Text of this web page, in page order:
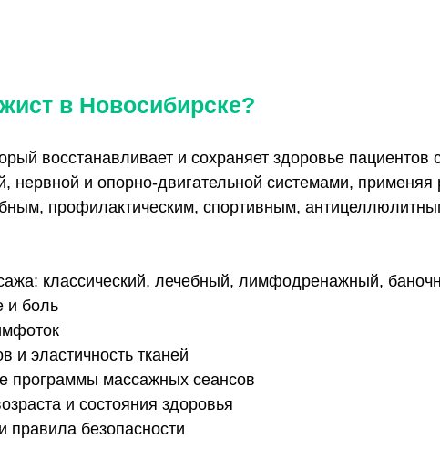
который восстанавливает и сохраняет
нервной и опорно-двигательной
лечебным, профилактическим, спортивным,
массажа: классический, лечебный,